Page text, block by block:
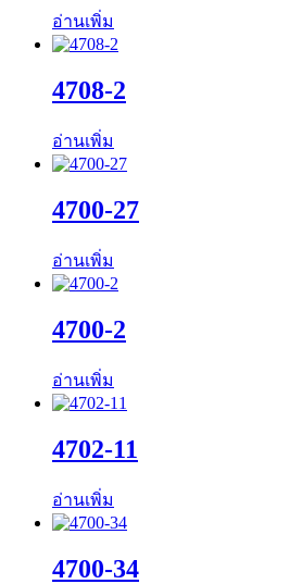
อ่านเพิ่ม
4708-2
อ่านเพิ่ม
4700-27
อ่านเพิ่ม
4700-2
อ่านเพิ่ม
4702-11
อ่านเพิ่ม
4700-34